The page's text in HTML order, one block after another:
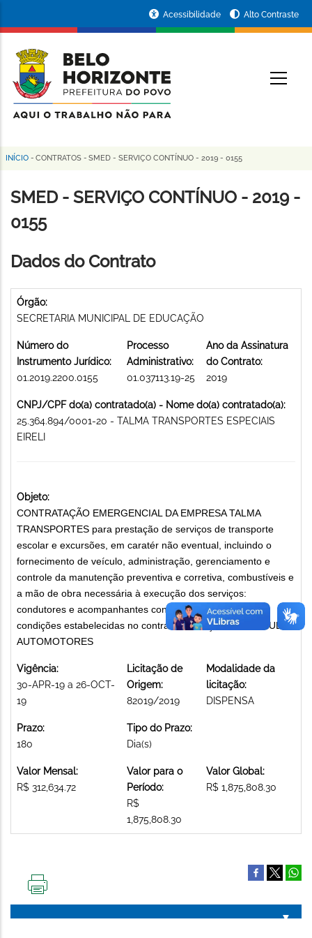
conteúdo
principal
da
Prefeitura
de
Horizonte
Acessibilidade Alto Contraste
Trilha
de
navegação
INÍCIO - CONTRATOS - SMED - SERVIÇO CONTÍNUO - 2019 - 0155
SMED - SERVIÇO CONTÍNUO - 2019 -
0155
Dados do Contrato
Órgão:
SECRETARIA MUNICIPAL DE EDUCAÇÃO
Número do
Instrumento Jurídico:
01.2019.2200.0155
Processo
Administrativo:
01.037113.19-25
Ano da Assinatura
do Contrato:
2019
CNPJ/CPF do(a) contratado(a) - Nome do(a) contratado(a):
25.364.894/0001-20 - TALMA TRANSPORTES ESPECIAIS
EIRELI
Objeto:
CONTRATAÇÃO EMERGENCIAL DA EMPRESA TALMA
TRANSPORTES para prestação de serviços de transporte
escolar e excursões, em caratér não eventual, incluindo o
fornecimento de veículo, administração, gerenciamento e
controle da manutenção preventiva e corretiva, combustíveis e
a mão de obra necessária à execução dos serviços:
condutores e acompanhantes conforme especificações e
condições estabelecidas no contrato LOCAÇÃO DE VEÍCULOS
AUTOMOTORES
Vigência:
30-APR-19 a 26-OCT-
19
Licitação de
Origem:
82019/2019
Modalidade da
licitação:
DISPENSA
Prazo:
180
Tipo do Prazo:
Dia(s)
Valor Mensal:
R$ 312,634.72
Valor para o
Período:
R$
1,875,808.30
Valor Global:
R$ 1,875,808.30
PÁGINA